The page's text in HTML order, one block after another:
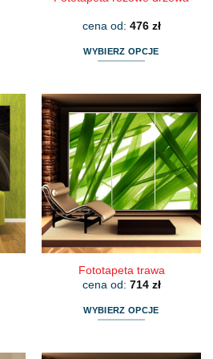
cena od: 476 zł
WYBIERZ OPCJE
ma
wiele
wariantów.
Opcje
można
wybrać
na
stronie
produktu
Fototapeta trawa
cena od: 714 zł
WYBIERZ OPCJE